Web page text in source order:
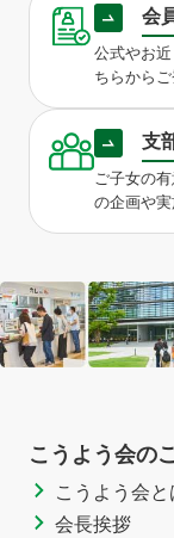
会
公式やお
ちらから
支
ご子女の
の企画や
こうよう会の
こうよう会と
会長挨拶